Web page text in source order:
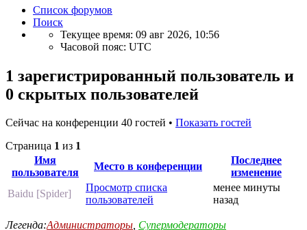
Список форумов
Поиск
Текущее время: 09 авг 2026, 10:56
Часовой пояс: UTC
1 зарегистрированный пользователь и
0 скрытых пользователей
Сейчас на конференции 40 гостей • Показать гостей
Страница 1 из 1
Имя
пользователя
Место в конференции
Последнее
изменение
Baidu [Spider]
Просмотр списка
пользователей
менее минуты
назад
Легенда:Администраторы, Супермодераторы